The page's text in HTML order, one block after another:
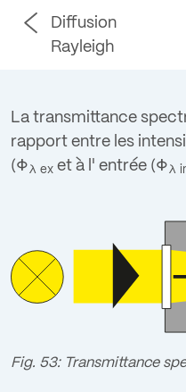
Login
Diffusion
Rayleigh
La transmittance
rapport entre les
(Φλ ex et à l' entrée (Φλ
Fig. 53: Transmittance